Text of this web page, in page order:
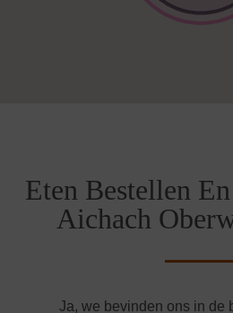
Eten Bestellen
Aichach
Ja, we bevinden ons in de